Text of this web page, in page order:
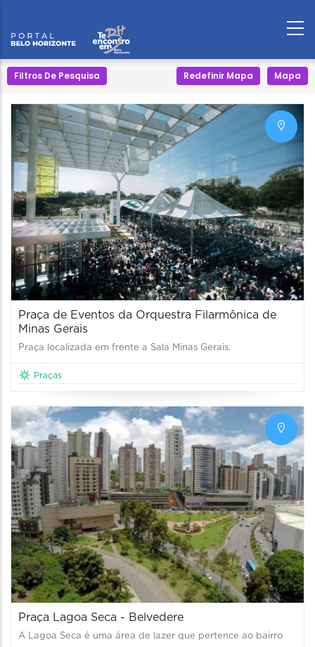
Filtros De Pesquisa Redefinir Mapa Mapa
Praça de Eventos da Orquestra Filarmônica de
Minas Gerais
Praça localizada em frente a Sala Minas Gerais.
Praças
Praça Lagoa Seca - Belvedere
A Lagoa Seca é uma área de lazer que pertence ao bairro